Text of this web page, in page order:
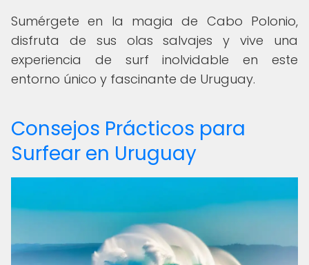
Sumérgete en la magia de Cabo Polonio,
disfruta de sus olas salvajes y vive una
experiencia de surf inolvidable en este
entorno único y fascinante de Uruguay.
Consejos Prácticos para
Surfear en Uruguay